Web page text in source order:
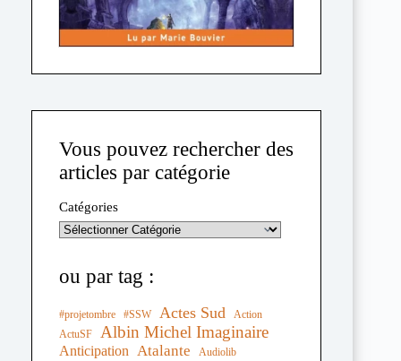
Vous pouvez rechercher des
articles par catégorie
Catégories
ou par tag :
#projetombre #SSW Actes Sud
Action
ActuSF
Albin Michel Imaginaire
Anticipation Atalante Audiolib